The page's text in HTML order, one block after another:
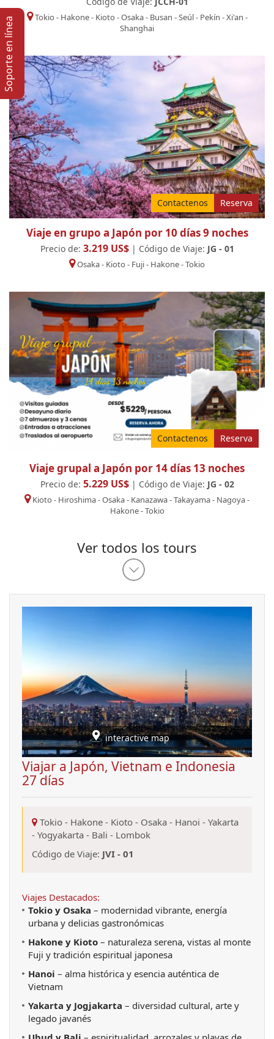
Tokio - Hakone- Kioto -Osaka- Busan -Seúl- Pekín -Xi'an -
Shanghai
Contactenos Reserva
Viaje en grupo a Japón por 10 días 9 noches
Precio de: 3.219 US$| Código de Viaje: JG - 01
Osaka- Kioto - Fuji- Hakone-Tokio
Contactenos Reserva
Viaje grupal a Japón por 14 días 13 noches
Precio de: 5.229 US$| Código de Viaje: JG - 02
Kioto - Hiroshima-Osaka- Kanazawa-Takayama- Nagoya-
Hakone-Tokio
Ver todos los tours
interactive map
Viajar a Japón, Vietnam e Indonesia
27 días
Tokio - Hakone - Kioto - Osaka - Hanoi - Yakarta
- Yogyakarta - Bali - Lombok
Código de Viaje: JVI - 01
Viajes Destacados:
Tokio y Osaka – modernidad vibrante, energía
urbana y delicias gastronómicas
Hakone y Kioto – naturaleza serena, vistas al monte
Fuji y tradición espiritual japonesa
Hanoi – alma histórica y esencia auténtica de
Vietnam
Yakarta y Jogjakarta – diversidad cultural, arte y
legado javanés
Soporte en lí­nea